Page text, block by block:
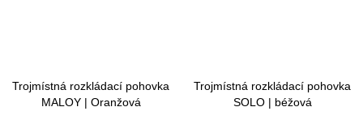
Trojmístná rozkládací pohovka
MALOY | Oranžová
Trojmístná rozkládací pohovka
SOLO | béžová